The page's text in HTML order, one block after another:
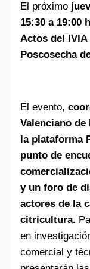
El próximo
15:30 a 19:00 h
Actos del IVIA
Poscosecha
El evento,
Valenciano
la plataforma
punto de
y un foro de
actores de la
citricultura.
en
comercial y